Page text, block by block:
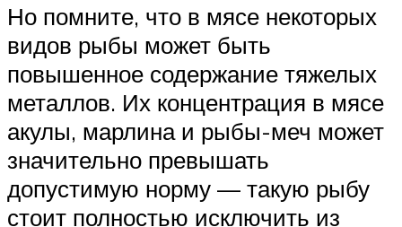
Но помните, что в мясе некоторых
видов рыбы может быть
повышенное содержание тяжелых
металлов. Их концентрация в мясе
акулы, марлина и рыбы-меч может
значительно превышать
допустимую норму — такую рыбу
стоит полностью исключить из